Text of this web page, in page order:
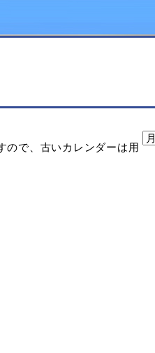
ので、古いカレンダーは用